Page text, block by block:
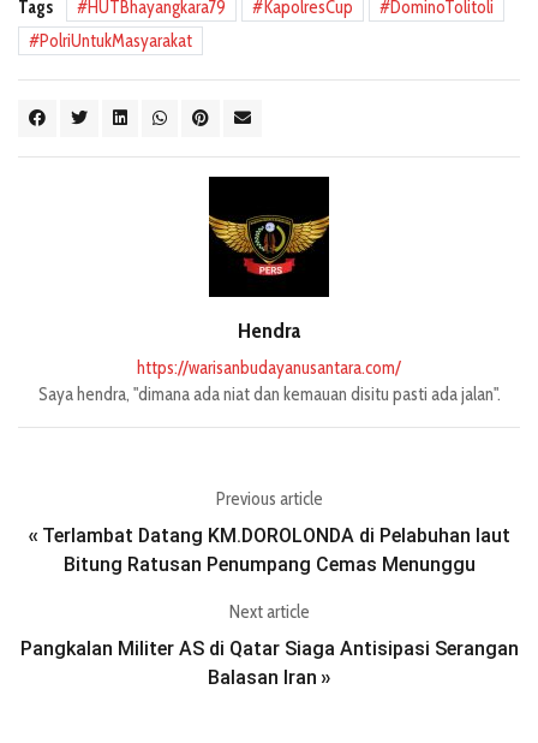
Tags HUTBhayangkara79 KapolresCup
DominoTolitoli
PolriUntukMasyarakat
Hendra
https://warisanbudayanusantara.com/
Saya hendra, "dimana ada niat dan kemauan disitu pasti ada jalan".
Previous article
« Terlambat Datang KM.DOROLONDA di Pelabuhan laut
Bitung Ratusan Penumpang Cemas Menunggu
Next article
Pangkalan Militer AS di Qatar Siaga Antisipasi Serangan
Balasan Iran »